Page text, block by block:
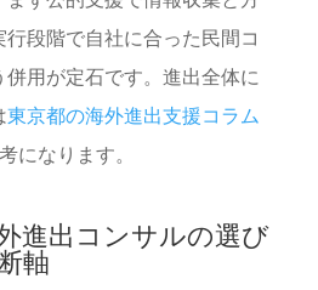
段階で自社に合った民間コ
用が定石です。進出全体に
東京都の海外進出支援コラム
になります。
進出コンサルの選び
軸